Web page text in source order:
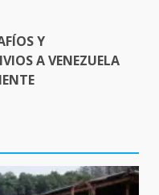
Y
A VENEZUELA